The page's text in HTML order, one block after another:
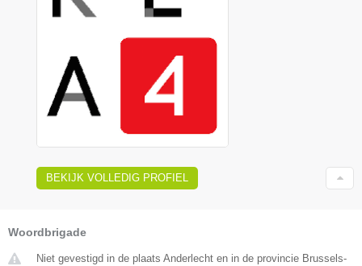
BEKIJK VOLLEDIG PROFIEL
Woordbrigade
Niet gevestigd in de plaats Anderlecht en in de provincie Brussels-